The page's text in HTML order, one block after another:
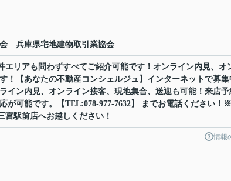
兵庫県宅地建物取引業協会
リアも問わずすべてご紹介可能です！オンライン内見、オ
！【あなたの不動産コンシェルジュ】インターネットで募集
イン内見、オンライン接客、現地集合、送迎も可能！来店予
が可能です。【TEL:078-977-7632】 までお電話ください！
駅前店へお越しください！
情報